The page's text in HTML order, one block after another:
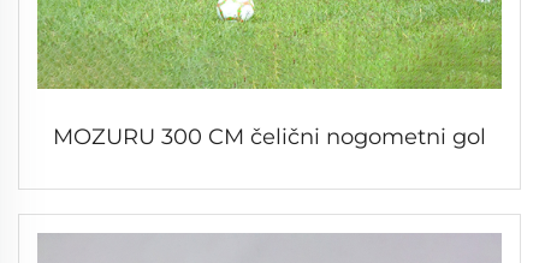
MOZURU 300 CM čelični nogometni gol